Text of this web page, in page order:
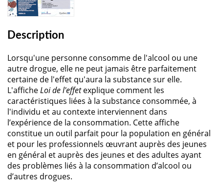
Description
Lorsqu'une personne consomme de l'alcool ou une
autre drogue, elle ne peut jamais être parfaitement
certaine de l'effet qu'aura la substance sur elle.
L'afficheLoi de l'effetexplique comment les
caractéristiques liées à la substance consommée, à
l'individu et au contexte interviennent dans
l’expérience de la consommation. Cette affiche
constitue un outil parfait pour la population en général
et pour les professionnels œuvrant auprès des jeunes
en général et auprès des jeunes et des adultes ayant
des problèmes liés à la consommation d’alcool ou
d’autres drogues.